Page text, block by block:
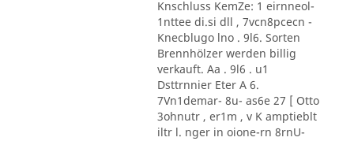
Knschluss KemZe: 1 eirnneol-
1nttee di.si dll , 7vcn8pcecn -
Knecblugo lno . 9l6. Sorten
Brennhölzer werden billig
verkauft. Aa . 9l6 . u1
Dsttrnnier Eter A 6.
7Vn1demar- 8u- as6e 27 [ Otto
3ohnutr , er1m , v K amptieblt
iltr l. nger in oione-rn 8rnU-